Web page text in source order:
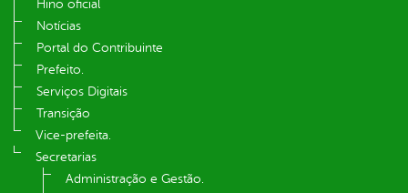
Hino oficial
Notícias
Portal do Contribuinte
Prefeito.
Serviços Digitais
Transição
Vice-prefeita.
Secretarias
Administração e Gestão.